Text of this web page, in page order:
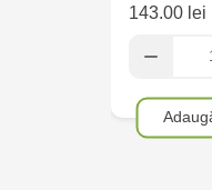
143.00 lei